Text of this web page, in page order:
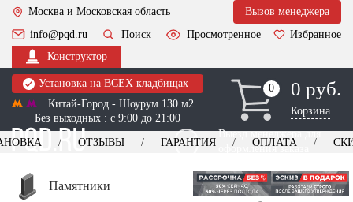
Москва и Московская область
Вызов менеджера
info@pqd.ru
Поиск Просмотренное
Избранное
Конструктор
Установка на ВСЕХ кладбищах
Китай-Город - Шоурум 130 м2
Без выходных : с 9:00 до 21:00
0
0 0 руб.
Корзина
Выезд менеджера для
оформления заказа
+7 (495) 518-44-23
ОТЗЫВЫ ГАРАНТИЯ ОПЛАТА
Памятники